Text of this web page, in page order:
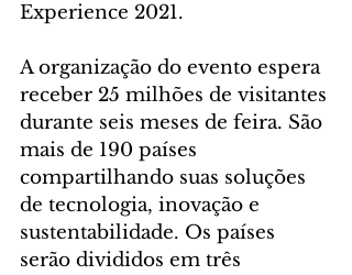
Experience 2021.
A organização do evento espera
receber 25 milhões de visitantes
durante seis meses de feira. São
mais de 190 países
compartilhando suas soluções
de tecnologia, inovação e
sustentabilidade. Os países
serão divididos em três